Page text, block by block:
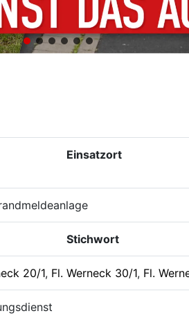
Einsatzort
Stichwort
20/1, Fl. Werneck 30/1, Fl.